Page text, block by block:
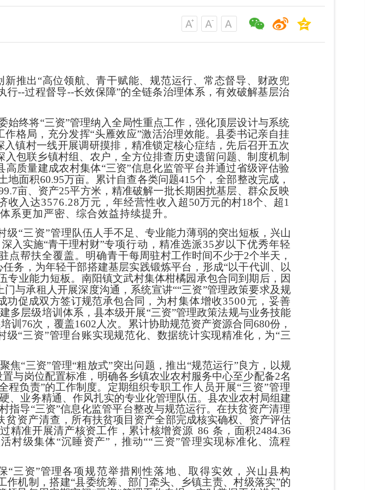
新推出 “高位领航、青干赋能、规范运行、常态督导、
财政兜
行--过程督导--长效保障”的全链条治理体系，有效破解基层治
始终将“三资”管理纳入全局性重点工作，强化顶层设计与系统
作格局，充分发挥“头雁效应”激活治理效能。县委书记亲自挂
镇村一线开展调研摸排，精准锁定核心症结，先后召开五次
入包联乡镇村组、农户，全方位排查历史遗留问题、制度机制
高质量建成农村集体“三资”信息化监管平台并通过省级评估验
地面积60.95万亩。累计自查各类问题415个，全部整改完成，
亩、资产25平方米，精准破解一批长期困扰基层、群众反映
收入达3576.28万元，年经营性收入超50万元的村18个、超1
系更加严密、综合效益持续提升。
级“三资”管理 队伍人手不足、专业能力薄弱的突出短板，兴山
入实施“青干理村财”专项行动，精准选派35岁以下优秀年轻
点帮扶全覆盖。明确青干每周驻村工作时间不少于2个半天，
任务，为年轻干部搭建基层实践锻炼平台，形成“以干代训、以
专业能力短板。南阳镇文武村集体柑橘园承包合同到期后，因
门与承租人开展深度沟通，系统宣讲““三资”管理政策要求及规
功促成双方签订规范承包合同 ，为村集体增收3500元，妥善
多层级培训体系，县本级开展“三资”管理政策法规与业务技能
训 76次，覆盖1602 人次。累计协助规范资产资源合 同680份，
级“三资”管理 台账实现规范化、数据统计实现精准化， 为“三
焦“三资”管理“粗放式”突出问题，推出“规范运行”良方，以规
与岗位配置标准， 明确各乡镇农业农村服务中心至少配备2名
程负责”的工作制度。定期组织专职工作人员开展“三资”管理
、业务精通、作风扎实的专业化管理队伍。县农业农村局组建
指导“三资”信息化监管平台整改与规范运行。在扶贫资产清理
贫资产清查 ，所有扶贫项目资产全部完成核实确权、资产评估
精准开展清产核资工作， 累计核增资源 86 条，面积2484.36
村级集体“沉睡资产” ，推动““三资”管理实现标准化、流程
“三资”管理各项规范举措刚性落地、取得实效，兴山县构
作机制，搭建“县委统筹、部门牵头、乡镇主责、村级落实”的